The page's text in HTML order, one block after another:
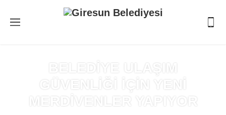
BELEDİYE ULAŞIM
GÜVENLİĞİ İÇİN YENİ
MERDİVENLER YAPIYOR